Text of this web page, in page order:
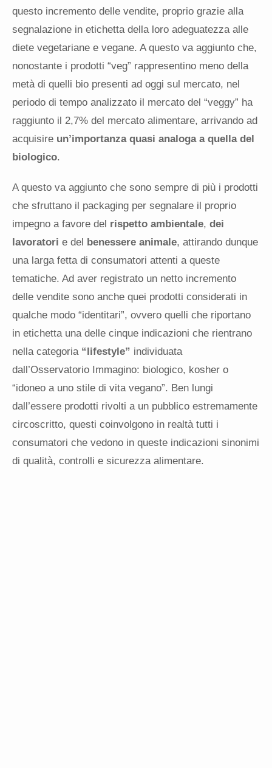
questo incremento delle vendite, proprio grazie alla
segnalazione in etichetta della loro adeguatezza alle
diete vegetariane e vegane. A questo va aggiunto che,
nonostante i prodotti “veg” rappresentino meno della
metà di quelli bio presenti ad oggi sul mercato, nel
periodo di tempo analizzato il mercato del “veggy” ha
raggiunto il 2,7% del mercato alimentare, arrivando ad
acquisire un’importanza quasi analoga a quella del
biologico.
A questo va aggiunto che sono sempre di più i prodotti
che sfruttano il packaging per segnalare il proprio
impegno a favore del rispetto ambientale, dei
lavoratori e del benessere animale, attirando dunque
una larga fetta di consumatori attenti a queste
tematiche. Ad aver registrato un netto incremento
delle vendite sono anche quei prodotti considerati in
qualche modo “identitari”, ovvero quelli che riportano
in etichetta una delle cinque indicazioni che rientrano
nella categoria “lifestyle” individuata
dall’Osservatorio Immagino: biologico, kosher o
“idoneo a uno stile di vita vegano”. Ben lungi
dall’essere prodotti rivolti a un pubblico estremamente
circoscritto, questi coinvolgono in realtà tutti i
consumatori che vedono in queste indicazioni sinonimi
di qualità, controlli e sicurezza alimentare.